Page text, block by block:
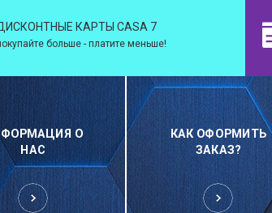
КАРТЫ CASA 7
больше - платите меньше!
О
НАС
КАК ОФОРМИТЬ
ЗАКАЗ?